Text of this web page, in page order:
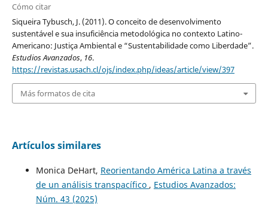
Cómo citar
Siqueira Tybusch, J. (2011). O conceito de desenvolvimento
sustentável e sua insuficiência metodológica no contexto Latino-
Americano: Justiça Ambiental e “Sustentabilidade como Liberdade”.
Estudios Avanzados, 16.
https://revistas.usach.cl/ojs/index.php/ideas/article/view/397
Más formatos de cita
Artículos similares
Monica DeHart, Reorientando América Latina a través
de un análisis transpacífico , Estudios Avanzados:
Núm. 43 (2025)